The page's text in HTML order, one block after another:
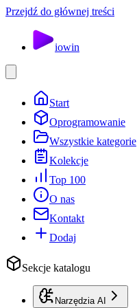
Przejdź do głównej treści
iowin
Start
Oprogramowanie
Wszystkie kategorie
Kolekcje
Top 100
O nas
Kontakt
Dodaj
Sekcje katalogu
Narzędzia AI